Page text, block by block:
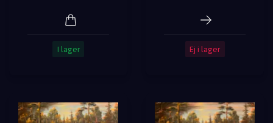
I lager Ej i lager